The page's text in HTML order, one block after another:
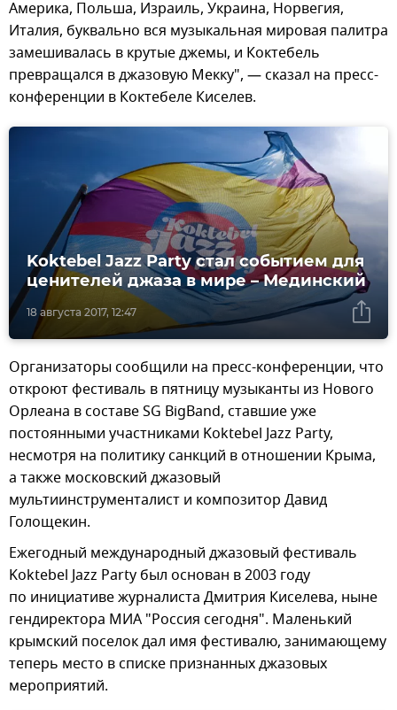
Америка, Польша, Израиль, Украина, Норвегия,
Италия, буквально вся музыкальная мировая палитра
замешивалась в крутые джемы, и Коктебель
превращался в джазовую Мекку", — сказал на пресс-
конференции в Коктебеле Киселев.
18 августа 2017, 12:47
Koktebel Jazz Party стал событием для
ценителей джаза в мире – Мединский
Организаторы сообщили на пресс-конференции, что
откроют фестиваль в пятницу музыканты из Нового
Орлеана в составе SG BigBand, ставшие уже
постоянными участниками Koktebel Jazz Party,
несмотря на политику санкций в отношении Крыма,
а также московский джазовый
мультиинструменталист и композитор Давид
Голощекин.
Ежегодный международный джазовый фестиваль
Koktebel Jazz Party был основан в 2003 году
по инициативе журналиста Дмитрия Киселева, ныне
гендиректора МИА "Россия сегодня". Маленький
крымский поселок дал имя фестивалю, занимающему
теперь место в списке признанных джазовых
мероприятий.